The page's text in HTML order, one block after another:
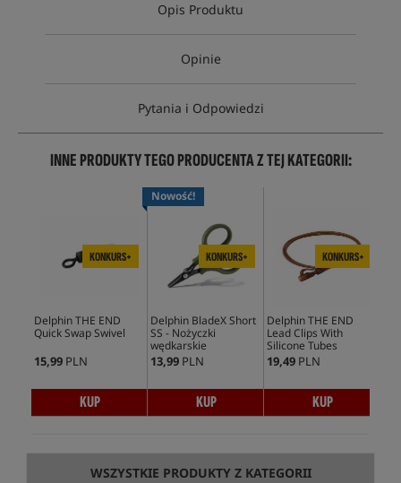
Opis Produktu
Opinie
Pytania i Odpowiedzi
INNE PRODUKTY TEGO PRODUCENTA Z TEJ KATEGORII:
KONKURS+
Delphin THE END
Quick Swap Swivel
15,99 PLN
KUP
Nowość!
KONKURS+
Delphin BladeX Short
SS - Nożyczki
wędkarskie
13,99 PLN
KUP
KONKURS+
Delphin THE END
Lead Clips With
Silicone Tubes
19,49 PLN
KUP
WSZYSTKIE PRODUKTY Z KATEGORII